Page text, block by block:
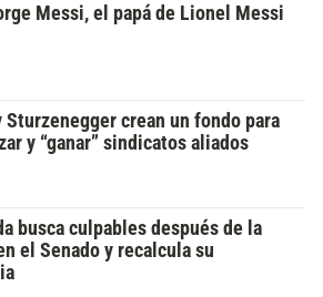
Messi, el papá de Lionel Messi
Sturzenegger crean un fondo para
y “ganar” sindicatos aliados
busca culpables después de la
el Senado y recalcula su